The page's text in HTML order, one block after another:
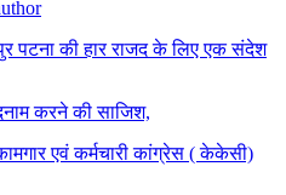
पटना की हार राजद के लिए एक संदेश
करने की साजिश,
एवं कर्मचारी कांग्रेस ( केकेसी)